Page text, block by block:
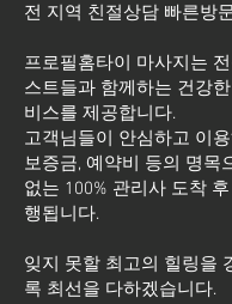
전 지역 친절상담 빠른방
프로필홈타이 마사지는
스트들과 함께하는 건강
비스를 제공합니다.
고객님들이 안심하고 이
보증금, 예약비 등의 명목
없는 100% 관리사 도착
행됩니다.
잊지 못할 최고의 힐링을
록 최선을 다하겠습니다.